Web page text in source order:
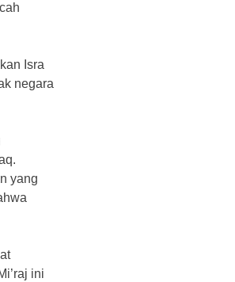
Isra
negara
yang
ini